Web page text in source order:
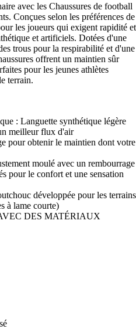
avec les Chaussures de football
Conçues selon les préférences de
les joueurs qui exigent rapidité et
et artificiels. Dotées d'une
trous pour la respirabilité et d'une
offrent un maintien sûr
pour les jeunes athlètes
terrain.
: Languette synthétique légère
meilleur flux d'air
pour obtenir le maintien dont votre
moulé avec un rembourrage
pour le confort et une sensation
développée pour les terrains
à lame courte)
DES MATÉRIAUX